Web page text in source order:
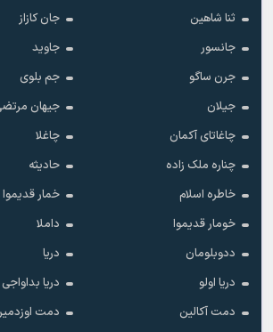
ثنا شاهین
جان کازاز
جانسور
جاوید
جرن ساگو
جم بلوی
جیلان
جیهان
چاغاتای آکمان
چاغلا
چناره ملک زاده
حادیثه
خاطره اسلام
خمار قدیموا
خومار قدیموا
داملا
ددوبلومان
دریا
دریا اولو
دریا بداواجی
دمت آکالین
دمت